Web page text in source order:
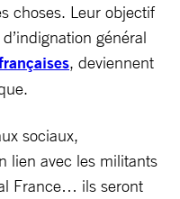
choses. Leur objectif
général
, deviennent
sociaux,
lien avec les militants
France… ils seront